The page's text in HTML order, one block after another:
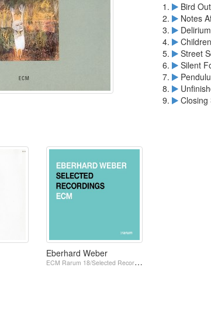
Bird
Notes
Delirium
Street
Silent
Closing
Eberhard Weber
ECM Rarum 18/Selected Recordings / 16,90 Rest 1 St.